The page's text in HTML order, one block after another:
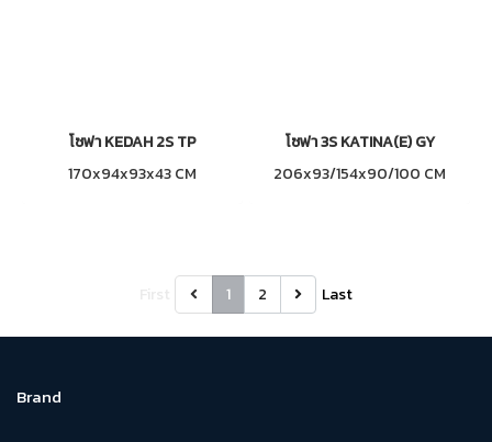
โซฟา KEDAH 2S TP
170x94x93x43 CM
โซฟา 3S KATINA(E) GY
206x93/154x90/100 CM
1 2 Last
Brand